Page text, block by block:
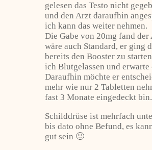
gelesen das Testo nicht
und den Arzt daraufhin
ich kann das weiter nehmen.
Die Gabe von 20mg fand
wäre auch Standard, er ging
bereits den Booster zu
ich Blutgelassen und erwarte
Daraufhin möchte er
mehr wie nur 2 Tabletten
fast 3 Monate eingedeckt bin.
Schilddrüse ist mehrfach
bis dato ohne Befund, es
gut sein 🙂